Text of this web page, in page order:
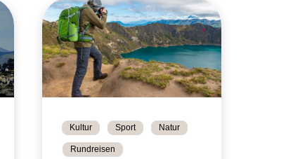
Kultur Sport Natur
Rundreisen